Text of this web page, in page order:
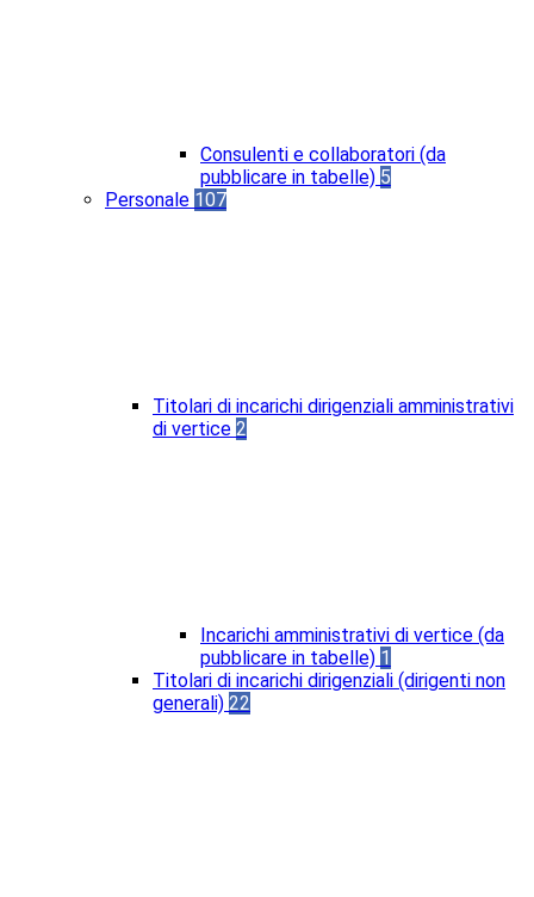
Consulenti e collaboratori (da
pubblicare in tabelle) 5
Personale 107
Titolari di incarichi dirigenziali amministrativi
di vertice 2
Incarichi amministrativi di vertice (da
pubblicare in tabelle) 1
Titolari di incarichi dirigenziali (dirigenti non
generali) 22